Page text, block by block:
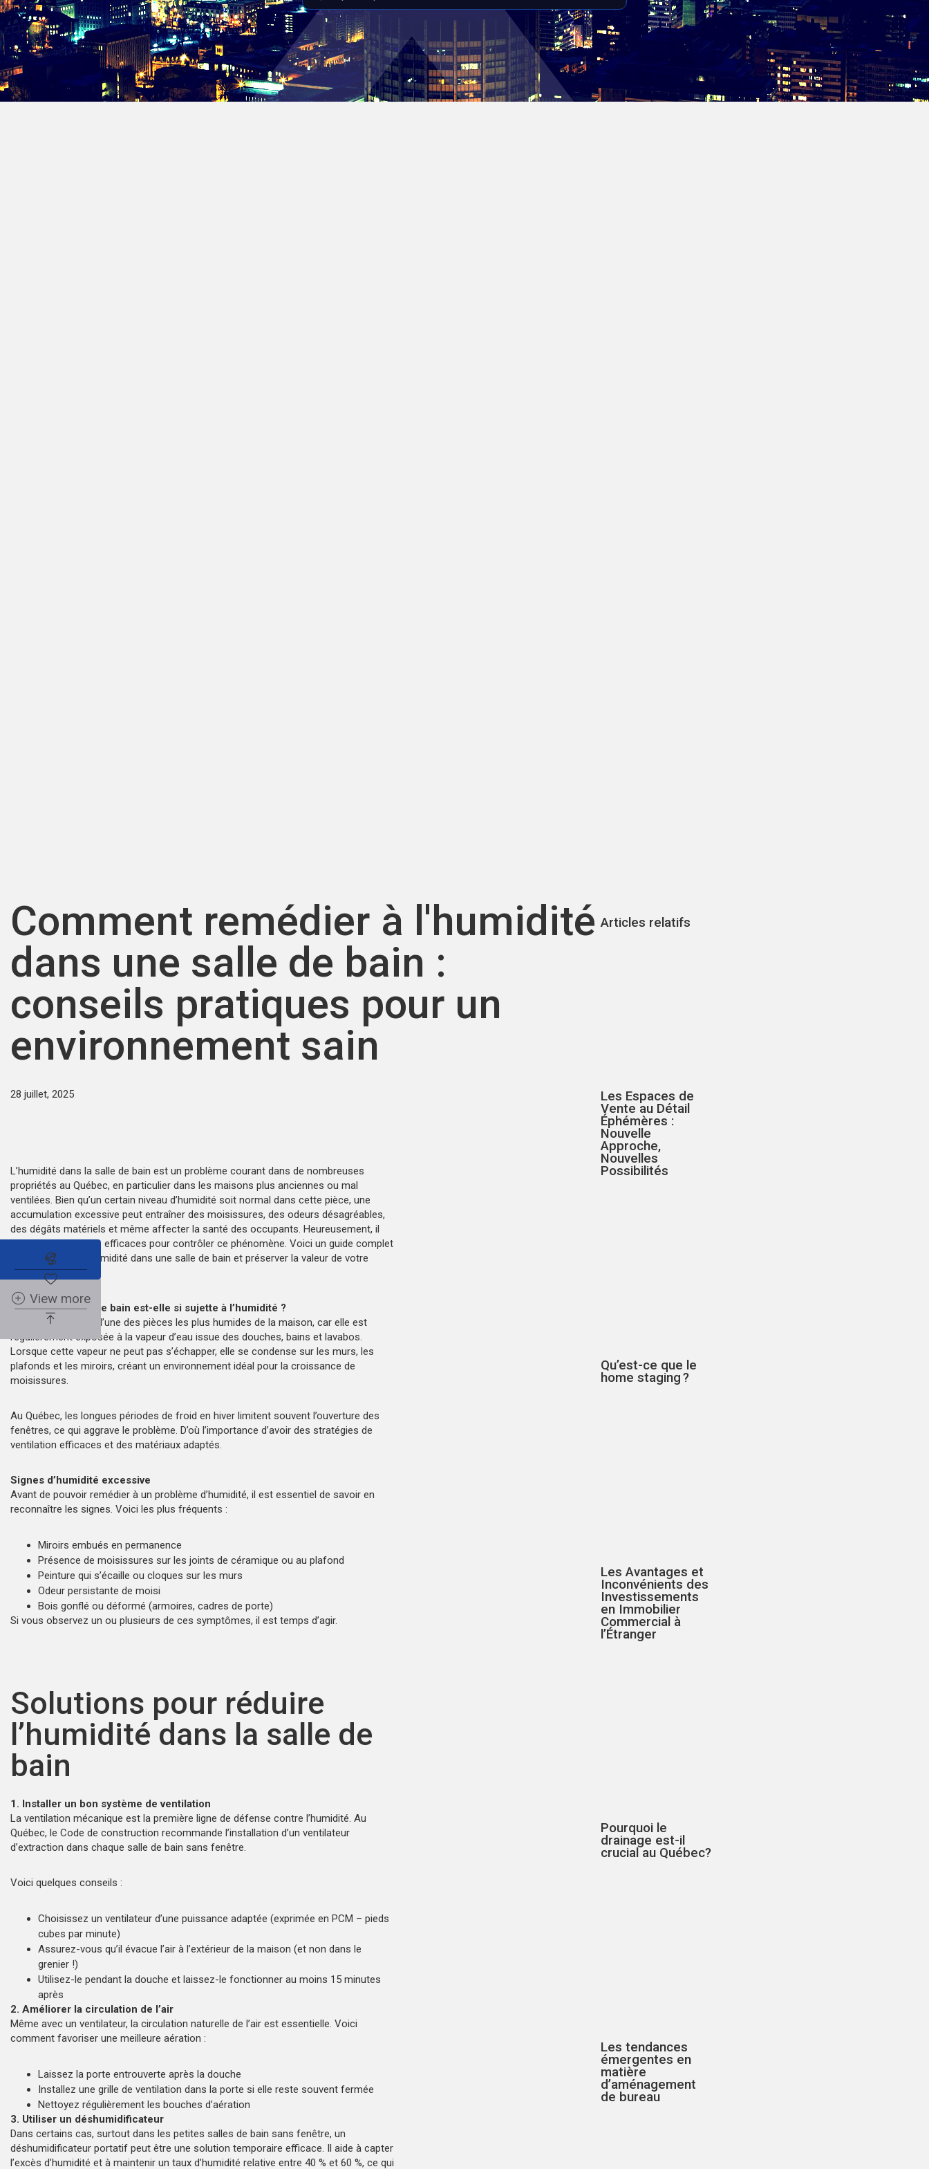
Comment remédier à l'humidité
dans une salle de bain :
conseils pratiques pour un
environnement sain
28 juillet, 2025
L’humidité dans la salle de bain est un problème courant dans de nombreuses
propriétés au Québec, en particulier dans les maisons plus anciennes ou mal
ventilées. Bien qu’un certain niveau d’humidité soit normal dans cette pièce, une
accumulation excessive peut entraîner des moisissures, des odeurs désagréables,
des dégâts matériels et même affecter la santé des occupants. Heureusement, il
existe des solutions efficaces pour contrôler ce phénomène. Voici un guide complet
pour remédier à l’humidité dans une salle de bain et préserver la valeur de votre
propriété.
Pourquoi la salle de bain est-elle si sujette à l’humidité ?
La salle de bain est l’une des pièces les plus humides de la maison, car elle est
régulièrement exposée à la vapeur d’eau issue des douches, bains et lavabos.
Lorsque cette vapeur ne peut pas s’échapper, elle se condense sur les murs, les
plafonds et les miroirs, créant un environnement idéal pour la croissance de
moisissures.
Au Québec, les longues périodes de froid en hiver limitent souvent l’ouverture des
fenêtres, ce qui aggrave le problème. D’où l’importance d’avoir des stratégies de
ventilation efficaces et des matériaux adaptés.
Signes d’humidité excessive
Avant de pouvoir remédier à un problème d’humidité, il est essentiel de savoir en
reconnaître les signes. Voici les plus fréquents :
Miroirs embués en permanence
Présence de moisissures sur les joints de céramique ou au plafond
Peinture qui s’écaille ou cloques sur les murs
Odeur persistante de moisi
Bois gonflé ou déformé (armoires, cadres de porte)
Si vous observez un ou plusieurs de ces symptômes, il est temps d’agir.
Solutions pour réduire
l’humidité dans la salle de
bain
1. Installer un bon système de ventilation
La ventilation mécanique est la première ligne de défense contre l’humidité. Au
Québec, le Code de construction recommande l’installation d’un ventilateur
d’extraction dans chaque salle de bain sans fenêtre.
Voici quelques conseils :
Choisissez un ventilateur d’une puissance adaptée (exprimée en PCM – pieds
cubes par minute)
Assurez-vous qu’il évacue l’air à l’extérieur de la maison (et non dans le
grenier !)
Utilisez-le pendant la douche et laissez-le fonctionner au moins 15 minutes
après
2. Améliorer la circulation de l’air
Même avec un ventilateur, la circulation naturelle de l’air est essentielle. Voici
comment favoriser une meilleure aération :
Laissez la porte entrouverte après la douche
Installez une grille de ventilation dans la porte si elle reste souvent fermée
Nettoyez régulièrement les bouches d’aération
3. Utiliser un déshumidificateur
Dans certains cas, surtout dans les petites salles de bain sans fenêtre, un
déshumidificateur portatif peut être une solution temporaire efficace. Il aide à capter
l’excès d’humidité et à maintenir un taux d’humidité relative entre 40 % et 60 %, ce qui
Articles relatifs
Les Espaces de
Vente au Détail
Éphémères :
Nouvelle
Approche,
Nouvelles
Possibilités
Qu’est-ce que le
home staging ?
Les Avantages et
Inconvénients des
Investissements
en Immobilier
Commercial à
l’Étranger
Pourquoi le
drainage est-il
crucial au Québec?
Les tendances
émergentes en
matière
d’aménagement
de bureau
Abonnez-vous à l'alerte immobilière
View more